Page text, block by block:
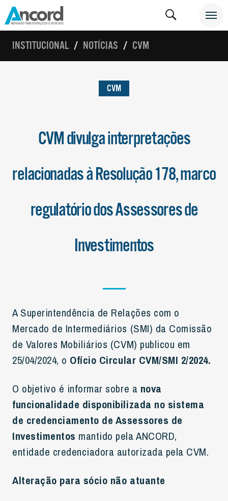
INSTITUCIONAL NOTÍCIAS CVM
CVM
CVM divulga interpretações
relacionadas à Resolução 178, marco
regulatório dos Assessores de
Investimentos
A Superintendência de Relações com o
Mercado de Intermediários (SMI) da Comissão
de Valores Mobiliários (CVM) publicou em
25/04/2024, o Ofício Circular CVM/SMI 2/2024.
O objetivo é informar sobre a nova
funcionalidade disponibilizada no sistema
de credenciamento de Assessores de
Investimentos mantido pela ANCORD,
entidade credenciadora autorizada pela CVM.
Alteração para sócio não atuante